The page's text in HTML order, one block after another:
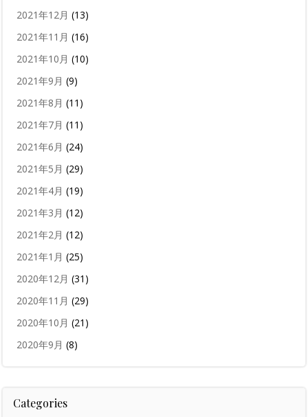
2021年12月 (13)
2021年11月 (16)
2021年10月 (10)
2021年9月 (9)
2021年8月 (11)
2021年7月 (11)
2021年6月 (24)
2021年5月 (29)
2021年4月 (19)
2021年3月 (12)
2021年2月 (12)
2021年1月 (25)
2020年12月 (31)
2020年11月 (29)
2020年10月 (21)
2020年9月 (8)
Categories